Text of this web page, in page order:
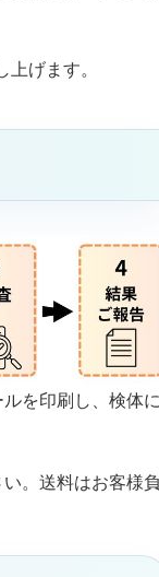
げます。
を印刷し、検体
。送料はお客様